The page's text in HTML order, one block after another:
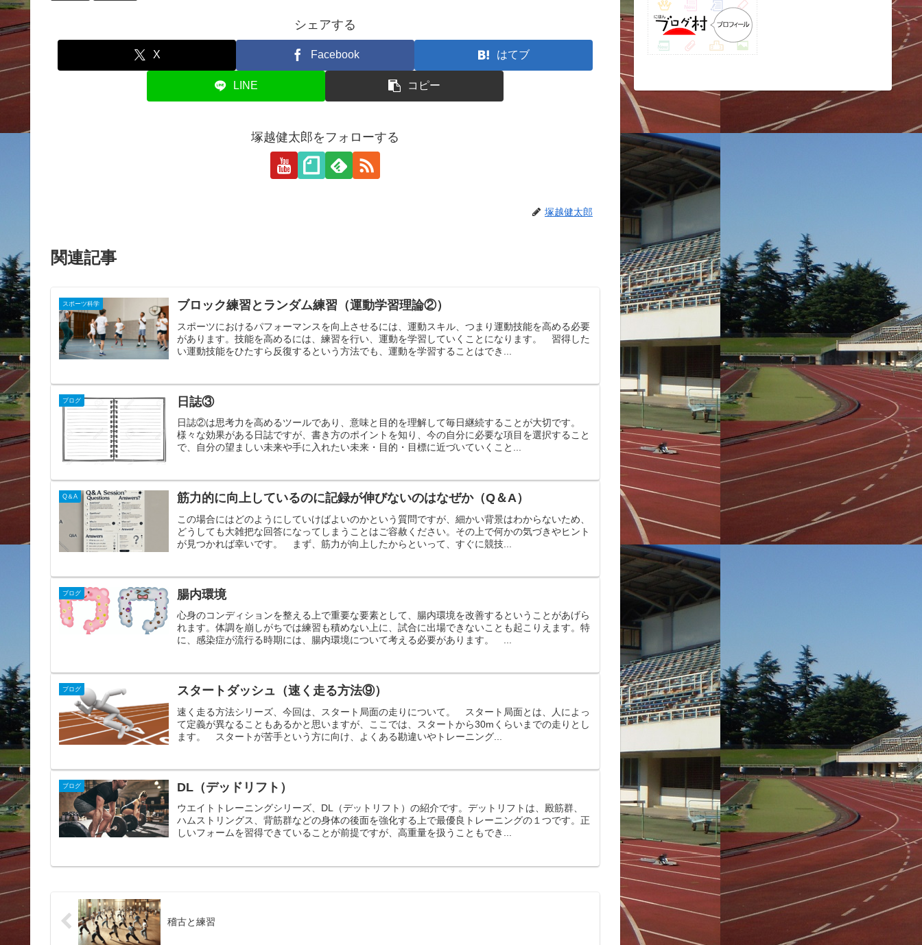
シェアする
X Facebook はてブ
LINE コピー
塚越健太郎をフォローする
塚越健太郎
関連記事
スポーツ科学 ブロック練習とランダム練習（運動学習理論②）
スポーツにおけるパフォーマンスを向上させるには、運動スキル、つまり運動技能を高める必要
があります。技能を高めるには、練習を行い、運動を学習していくことになります。 習得した
い運動技能をひたすら反復するという方法でも、運動を学習することはでき...
ブログ 日誌③
日誌②は思考力を高めるツールであり、意味と目的を理解して毎日継続することが大切です。
様々な効果がある日誌ですが、書き方のポイントを知り、今の自分に必要な項目を選択すること
で、自分の望ましい未来や手に入れたい未来・目的・目標に近づいていくこと...
Q＆A 筋力的に向上しているのに記録が伸びないのはなぜか（Q＆A）
この場合にはどのようにしていけばよいのかという質問ですが、細かい背景はわからないため、
どうしても大雑把な回答になってしまうことはご容赦ください。その上で何かの気づきやヒント
が見つかれば幸いです。 まず、筋力が向上したからといって、すぐに競技...
ブログ 腸内環境
心身のコンディションを整える上で重要な要素として、腸内環境を改善するということがあげら
れます。体調を崩しがちでは練習も積めない上に、試合に出場できないことも起こりえます。特
に、感染症が流行る時期には、腸内環境について考える必要があります。 ...
ブログ スタートダッシュ（速く走る方法⑨）
速く走る方法シリーズ、今回は、スタート局面の走りについて。 スタート局面とは、人によっ
て定義が異なることもあるかと思いますが、ここでは、スタートから30mくらいまでの走りとし
ます。 スタートが苦手という方に向け、よくある勘違いやトレーニング...
ブログ DL（デッドリフト）
ウエイトトレーニングシリーズ、DL（デットリフト）の紹介です。デットリフトは、殿筋群、
ハムストリングス、背筋群などの身体の後面を強化する上で最優良トレーニングの１つです。正
しいフォームを習得できていることが前提ですが、高重量を扱うこともでき...
稽古と練習